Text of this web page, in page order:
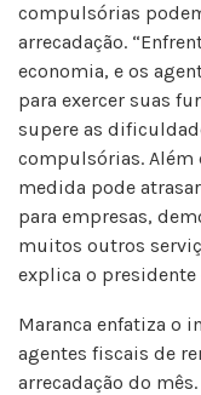
compulsórias
arrecadação.
economia, e os
para exercer suas
supere as
compulsórias. Além
medida pode
para empresas,
muitos outros
explica o presidente
Maranca enfatiza o
agentes fiscais de
arrecadação do